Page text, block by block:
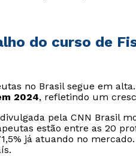
do curso de
no Brasil segue em alta.
2024, refletindo um
pela CNN Brasil
estão entre as 20
já atuando no